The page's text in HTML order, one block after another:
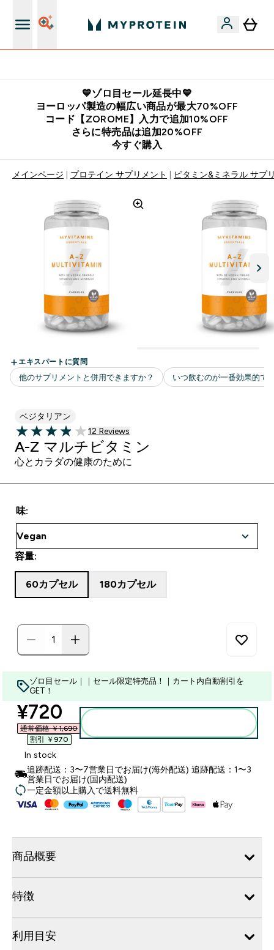
💙ゾロ目セール延長中💙
ヨーロッパ製造の幅広い商品が最大70%OFF
コード【ZOROME】入力で追加10%OFF
さらに特売品は追加20%OFF
今すぐ購入
メインページ プロテイン サプリメント ビタミン&ミネラル サプ
ベジタリアン
3.92 out of 5 stars
12 ＋件の口コミ
12 Reviews
A-Z マルチビタミン
心とカラダの健康のために
味:
容量:
60カプセル 180カプセル
ゾロ目セール｜｜セール限定特売品！｜カート内自動割引を
GET！
discounted price
¥720‎
通常価格 ￥1,690‎
割引 ￥970‎
In stock
追跡配送：3〜7営業日でお届け(海外配送) 追跡配送：1〜3
営業日でお届け(国内配送)
一定金額以上購入で送料無料
商品概要
特徴
利用目安